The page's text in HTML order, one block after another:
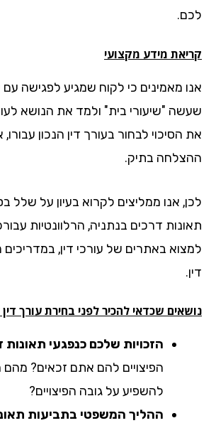
מידע מקצועי
מאמינים כי לקוח שמגיע לפגישה עם
"שיעורי בית" ולמד את הנושא לעומק,
הסיכוי לבחור בעורך דין הנכון עבורו, אלא
בתיק.
אנו ממליצים לקרוא בעיון על שלל
דרכים בנתניה, הרלוונטיות עבורכם.
באתרים של עורכי דין, במדריכים
שכדאי להכיר לפני בחירת עורך דין
הזכויות שלכם כנפגעי תאונות
הפיצויים להם אתם זכאים? מהם
להשפיע על גובה הפיצויים?
ההליך המשפטי בתביעות תאונות